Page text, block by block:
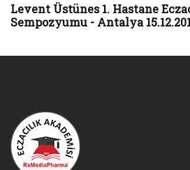
Levent Üstünes 1. Hastane
Sempozyumu - Antalya